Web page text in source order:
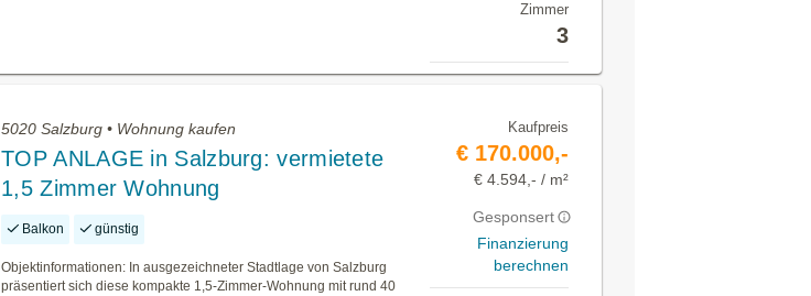
Zimmer
3
5020 Salzburg • Wohnung kaufen
TOP ANLAGE in Salzburg: vermietete
1,5 Zimmer Wohnung
Balkon günstig
Objektinformationen: In ausgezeichneter Stadtlage von Salzburg
präsentiert sich diese kompakte 1,5-Zimmer-Wohnung mit rund 40
Kaufpreis
€ 170.000,-
€ 4.594,- / m²
Gesponsert
Finanzierung
berechnen